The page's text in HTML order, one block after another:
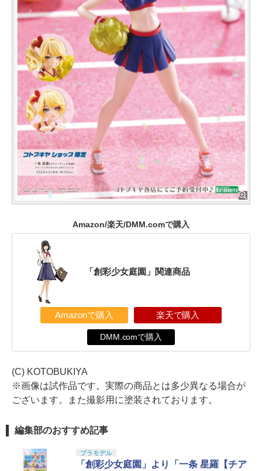
Amazon/楽天/DMM.comで購入
「創彩少女庭園」関連商品
Amazonで購入 楽天で購入
DMM.comで購入
(C) KOTOBUKIYA
※画像は試作品です。実際の商品とは多少異なる場合が
ございます。また撮影用に塗装されております。
編集部のおすすめ記事
プラモデル
「創彩少女庭園」より「一条 星羅【チア